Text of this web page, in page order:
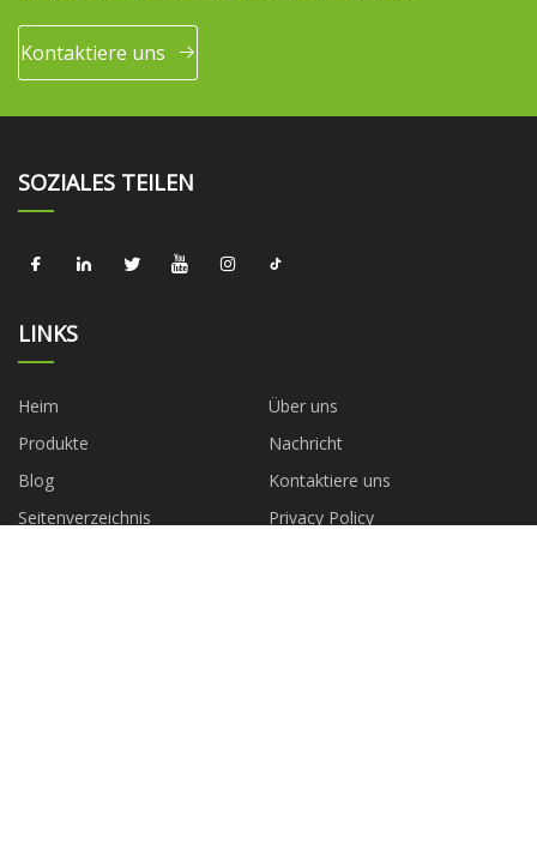
Kontaktiere uns
SOZIALES TEILEN
LINKS
Heim
Über uns
Produkte
Nachricht
Blog
Kontaktiere uns
Seitenverzeichnis
Privacy Policy